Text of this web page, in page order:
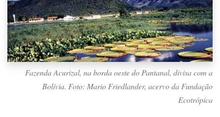
Fazenda Acurizal, na borda oeste do Pantanal, divisa com a
Bolívia. Foto: Mario Friedlander, acervo da Fundação
Ecotrópica